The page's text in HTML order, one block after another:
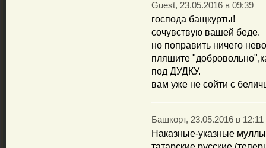
Guest, 23.05.2016 в 09:39
господа бащкурты!
сочувствую вашей беде.
но поправить ничего
пляшите
под ДУДКУ.
вам уже не сойти с
Башкорт, 23.05.2016 в 12:11
Наказные-указные